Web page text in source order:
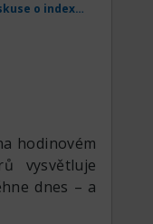
S&P 500 / #SP500 – diskuse o indexu, analýzách, novinkách a obchodních nápadech
hodinovém
vysvětluje
dnes – a